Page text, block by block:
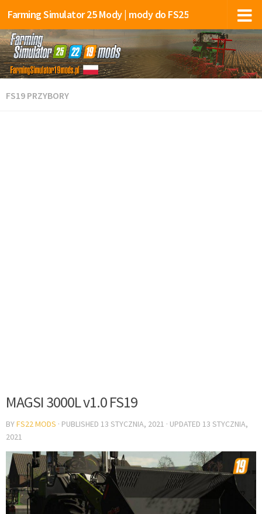
Farming Simulator 25 Mody | mody do FS25
FS19 PRZYBORY
MAGSI 3000L v1.0 FS19
BYFS22 MODS · PUBLISHED 13 STYCZNIA, 2021 · UPDATED 13 STYCZNIA,
2021